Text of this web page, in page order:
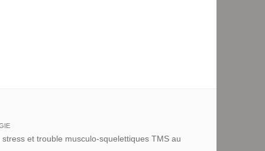
et trouble musculo-squelettiques TMS au